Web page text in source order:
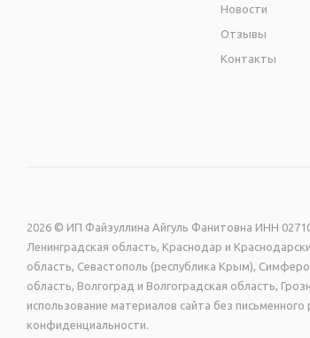
Новости
Отзывы
Контакты
2026 © ИП Файзуллина Айгуль Фанитовна ИНН
Ленинградская область, Краснодар и
область, Севастополь (республика Крым),
область, Волгоград и Волгоградская область,
использование материалов сайта без
конфиденциальности.